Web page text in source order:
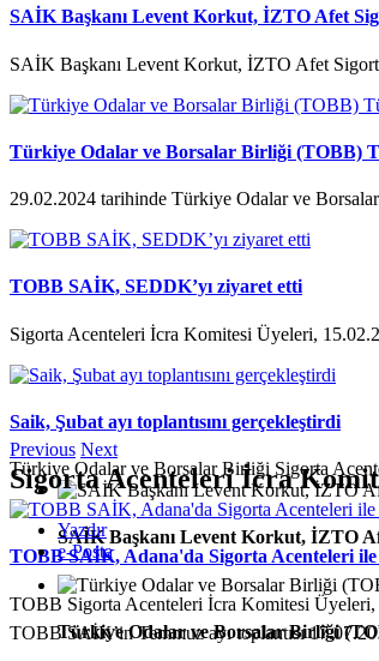
SAİK Başkanı Levent Korkut, İZTO Afet
SAİK Başkanı Levent Korkut, İZTO Afet
Türkiye Odalar ve Borsalar Birliği (TOBB)
29.02.2024 tarihinde Türkiye Odalar ve
TOBB SAİK, SEDDK’yı ziyaret etti
Sigorta Acenteleri İcra Komitesi Üyeleri,
Saik, Şubat ayı toplantısını gerçekleştirdi
Türkiye Odalar ve Borsalar Birliği Sigorta
TOBB SAİK, Adana'da Sigorta Acenteleri
TOBB Sigorta Acenteleri İcra Komitesi
Previous Next
SAİK Başkanı Levent Korkut, İZTO
Türkiye Odalar ve Borsalar Birliği
Sigorta Acenteleri İcra
Yazdır
e-Posta
TOBB SAİK’in Temmuz ayı toplantısı